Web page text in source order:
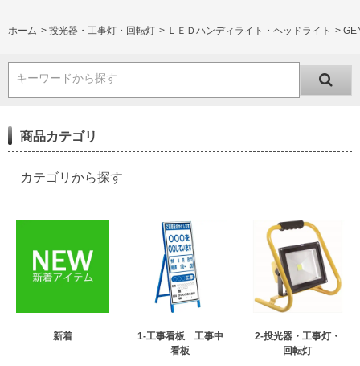
ホーム > 投光器・工事灯・回転灯 > ＬＥＤハンディライト・ヘッドライト >
キーワードから探す
商品カテゴリ
カテゴリから探す
新着
1-工事看板 工事中
看板
2-投光器・工事灯・
回転灯